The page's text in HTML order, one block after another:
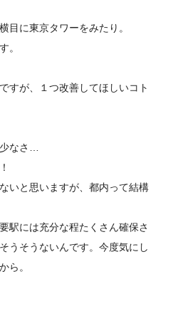
目に東京タワーをみたり。
。
すが、１つ改善してほしいコト
なさ…
いと思いますが、都内って結構
駅には充分な程たくさん確保さ
うそうないんです。今度気にし
ら。